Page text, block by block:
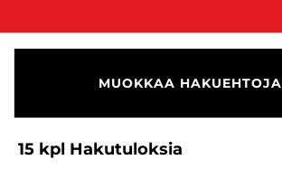
MUOKKAA HAKUEHTOJA
15 kpl Hakutuloksia